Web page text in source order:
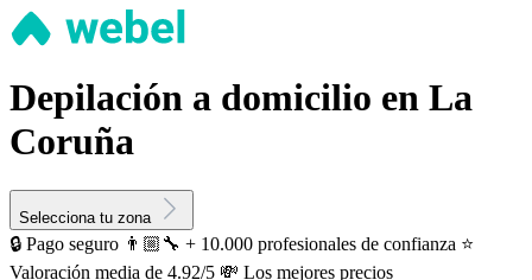
Depilación a domicilio en La
Coruña
Selecciona tu zona
🔒 Pago seguro 👨🏼‍🔧 + 10.000 profesionales de confianza ⭐️
Valoración media de 4.92/5 💸 Los mejores precios